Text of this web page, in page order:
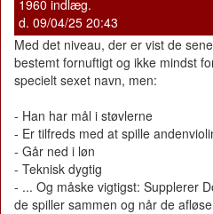
1960 indlæg.
d. 09/04/25 20:43
Med det niveau, der er vist de
bestemt fornuftigt og ikke mindst
specielt sexet navn, men:
- Han har mål i støvlerne
- Er tilfreds med at spille
- Går ned i løn
- Teknisk dygtig
- ... Og måske vigtigst: Supplerer
de spiller sammen og når de